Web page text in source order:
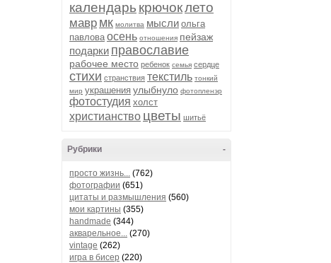
календарь крючоклето
мавр мк молитва мысли ольга
павлова осень отношения пейзаж
подарки православие
рабочее место ребенок семья сердце
стихи странствия текстиль тонкий
мир украшения улыбнуло фотопленэр
фотостудия холст
христианство цветы шитьё
-
Рубрики
просто жизнь... (762)
фотографии (651)
цитаты и размышления (560)
мои картины (355)
handmade (344)
акварельное... (270)
vintage (262)
игра в бисер (220)